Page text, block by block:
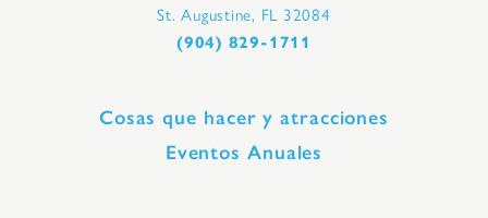
St. Augustine, FL 32084
(904) 829-1711
Cosas que hacer y atracciones
Eventos Anuales